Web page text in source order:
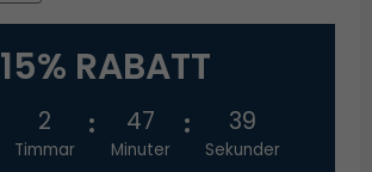
15% RABATT
2
Timmar
47
Minuter
38
Sekunder